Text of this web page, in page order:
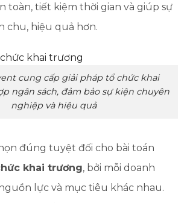
toàn, tiết kiệm thời gian và giúp sự
chu, hiệu quả hơn.
cung cấp giải pháp tổ chức khai
ngân sách, đảm bảo sự kiện chuyên
nghiệp và hiệu quả
đúng tuyệt đối cho bài toán
khai trương, bởi mỗi doanh
lực và mục tiêu khác nhau.